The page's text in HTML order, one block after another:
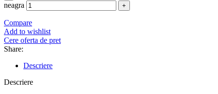
neagra
Compare
Add to wishlist
Cere oferta de pret
Share:
Descriere
Descriere